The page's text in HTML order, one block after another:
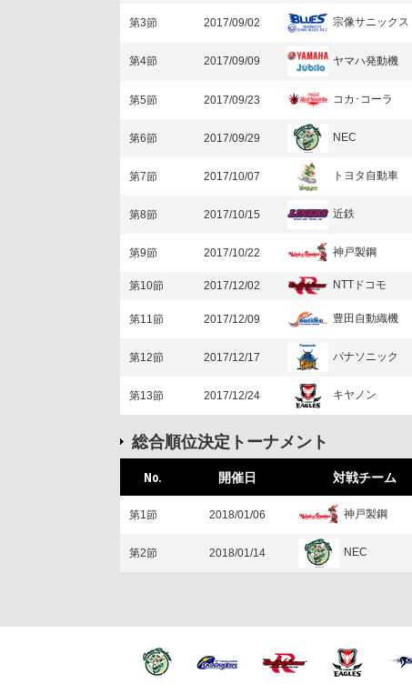
第3節 2017/09/02 宗像サニックス
第4節 2017/09/09 ヤマハ発動機
第5節 2017/09/23 コカ･コーラ
第6節 2017/09/29 NEC
第7節 2017/10/07 トヨタ自動車
第8節 2017/10/15 近鉄
第9節 2017/10/22 神戸製鋼
第10節 2017/12/02 NTTドコモ
第11節 2017/12/09 豊田自動織機
第12節 2017/12/17 パナソニック
第13節 2017/12/24 キヤノン
総合順位決定トーナメント
No. 開催日 対戦チーム
第1節 2018/01/06 神戸製鋼
第2節 2018/01/14 NEC